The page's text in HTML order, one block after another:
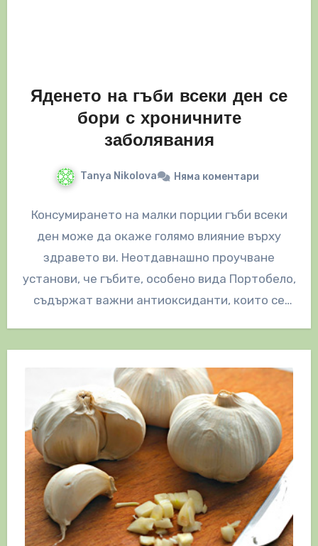
Яденето на гъби всеки ден се
бори с хроничните
заболявания
Tanya Nikolova Няма коментари
Консумирането на малки порции гъби всеки
ден може да окаже голямо влияние върху
здравето ви. Неотдавнашно проучване
установи, че гъбите, особено вида Портобело,
съдържат важни антиоксиданти, които се